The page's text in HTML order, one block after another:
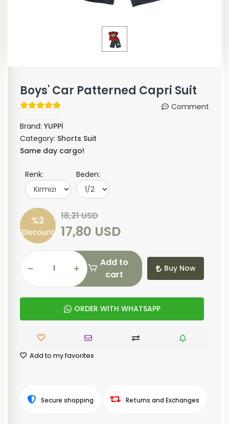
Boys' Car Patterned Capri Suit
Comment
Brand: YUPPİ
Category: Shorts Suit
Same day cargo!
Renk: Beden:
%2
Discount
18,21 USD
17,80 USD
Add to
cart
Buy Now
ORDER WITH WHATSAPP
Add to my favorites
Secure shopping Returns and Exchanges